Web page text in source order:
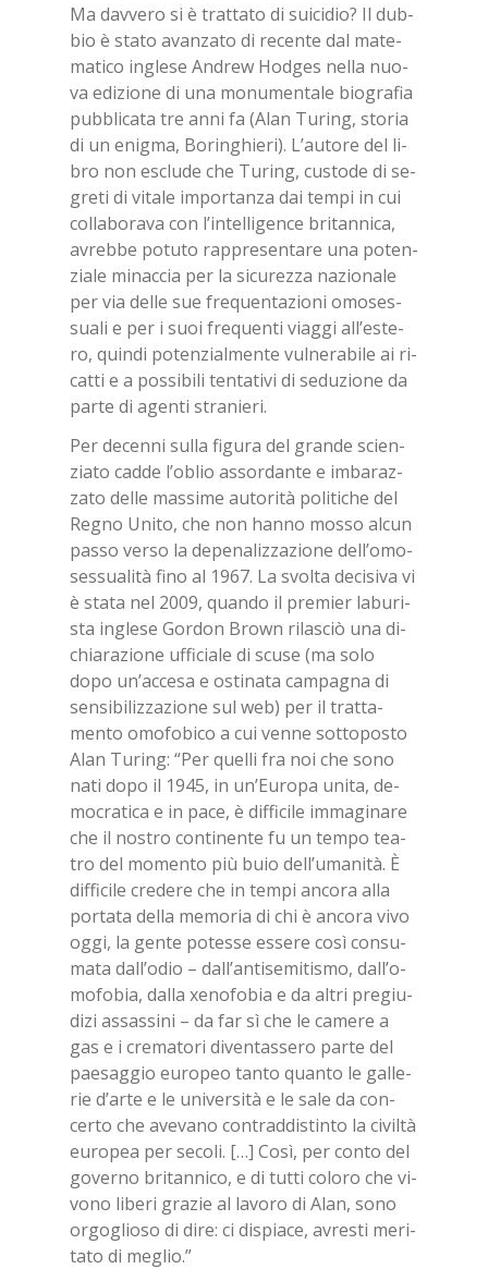
Ma dav­ve­ro si è trat­ta­to di sui­ci­dio? Il dub­
bio è sta­to avan­za­to di re­cen­te dal ma­te­
ma­ti­co in­gle­se An­drew Hod­ges nel­la nuo­
va edi­zio­ne di una mo­nu­men­ta­le bio­gra­fia
pub­bli­ca­ta tre anni fa (Alan Tu­ring, sto­ria
di un enig­ma, Bo­rin­ghie­ri). L’au­to­re del li­
bro non esclu­de che Tu­ring, cu­sto­de di se­
gre­ti di vi­ta­le im­por­tan­za dai tem­pi in cui
col­la­bo­ra­va con l’in­tel­li­gen­ce bri­tan­ni­ca,
avreb­be po­tu­to rap­pre­sen­ta­re una po­ten­
zia­le mi­nac­cia per la si­cu­rez­za na­zio­na­le
per via del­le sue fre­quen­ta­zio­ni omo­ses­
sua­li e per i suoi fre­quen­ti viag­gi al­l’e­ste­
ro, quin­di po­ten­zial­men­te vul­ne­ra­bi­le ai ri­
cat­ti e a pos­si­bi­li ten­ta­ti­vi di se­du­zio­ne da
par­te di agen­ti stra­nie­ri.
Per de­cen­ni sul­la fi­gu­ra del gran­de scien­
zia­to cad­de l’o­blio as­sor­dan­te e im­ba­raz­
za­to del­le mas­si­me au­to­ri­tà po­li­ti­che del
Re­gno Uni­to, che non han­no mos­so al­cun
pas­so ver­so la de­pe­na­liz­za­zio­ne del­l’o­mo­
ses­sua­li­tà fino al 1967. La svol­ta de­ci­si­va vi
è sta­ta nel 2009, quan­do il pre­mier la­bu­ri­
sta in­gle­se Gor­don Bro­wn ri­la­sciò una di­
chia­ra­zio­ne uf­fi­cia­le di scu­se (ma solo
dopo un’ac­ce­sa e osti­na­ta cam­pa­gna di
sen­si­bi­liz­za­zio­ne sul web) per il trat­ta­
men­to omo­fo­bi­co a cui ven­ne sot­to­po­sto
Alan Tu­ring: “Per quel­li fra noi che sono
nati dopo il 1945, in un’Eu­ro­pa uni­ta, de­
mo­cra­ti­ca e in pace, è dif­fi­ci­le im­ma­gi­na­re
che il no­stro con­ti­nen­te fu un tem­po tea­
tro del mo­men­to più buio del­l’u­ma­ni­tà. È
dif­fi­ci­le cre­de­re che in tem­pi an­co­ra alla
por­ta­ta del­la me­mo­ria di chi è an­co­ra vivo
oggi, la gen­te po­tes­se es­se­re così con­su­
ma­ta dal­l’o­dio – dal­l’an­ti­se­mi­ti­smo, dal­l’o­
mo­fo­bia, dal­la xe­no­fo­bia e da al­tri pre­giu­
di­zi as­sas­si­ni – da far sì che le ca­me­re a
gas e i cre­ma­to­ri di­ven­tas­se­ro par­te del
pae­sag­gio eu­ro­peo tan­to quan­to le gal­le­
rie d’ar­te e le uni­ver­si­tà e le sale da con­
cer­to che ave­va­no con­trad­di­stin­to la ci­vil­tà
eu­ro­pea per se­co­li. […] Così, per con­to del
go­ver­no bri­tan­ni­co, e di tut­ti co­lo­ro che vi­
vo­no li­be­ri gra­zie al la­vo­ro di Alan, sono
or­go­glio­so di dire: ci di­spia­ce, avre­sti me­ri­
ta­to di me­glio.”